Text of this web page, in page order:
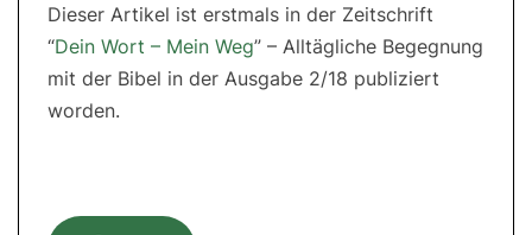
Dieser Artikel ist erstmals in der Zeitschrift
“Dein Wort – Mein Weg” – Alltägliche Begegnung
mit der Bibel in der Ausgabe 2/18 publiziert
worden.